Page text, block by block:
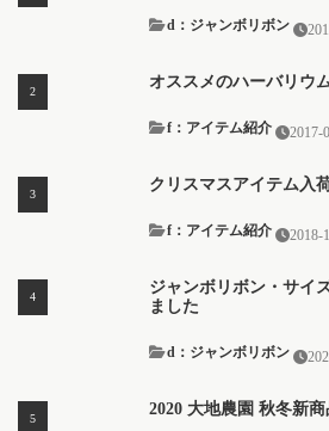
d：ジャンボリボン
オススメのハーバリウ
2017-
f：アイテム紹介
クリスマスアイテム入
2018-
f：アイテム紹介
ジャンボリボン・サイ
ました
d：ジャンボリボン
2020 大地農園 秋冬新